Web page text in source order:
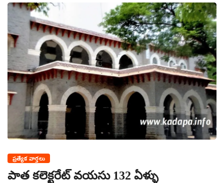
ప్రత్యేక వార్తలు
పాత కలెక్టరేట్ వయసు 132 ఏళ్ళు